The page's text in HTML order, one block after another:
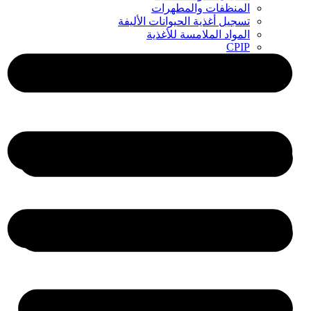
المنظفات والمطهرات
تسجيل أغذية الحيوانات الأليفة
المواد الملامسة للأغذية
CPIP